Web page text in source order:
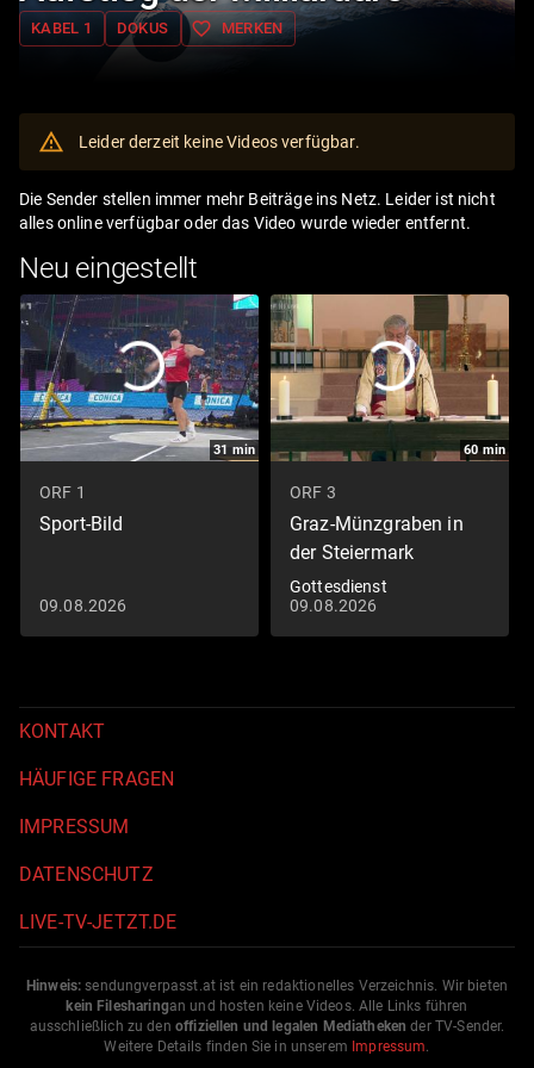
KABEL 1 DOKUS favorite_border MERKEN
Leider derzeit keine Videos verfügbar.
Die Sender stellen immer mehr Beiträge ins Netz. Leider ist nicht
alles online verfügbar oder das Video wurde wieder entfernt.
Neu eingestellt
31 min
ORF 1
Sport-Bild
09.08.2026
60min
ORF 3
Graz-Münzgraben in
der Steiermark
Gottesdienst
09.08.2026
KONTAKT
HÄUFIGE FRAGEN
IMPRESSUM
DATENSCHUTZ
LIVE-TV-JETZT.DE
Hinweis: sendungverpasst.at ist ein redaktionelles Verzeichnis. Wir bieten
kein Filesharingan und hosten keine Videos. Alle Links führen
ausschließlich zu den offiziellen und legalen Mediatheken der TV-Sender.
Weitere Details finden Sie in unserem Impressum.